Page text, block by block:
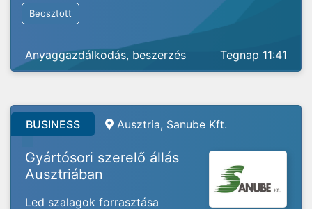
Beosztott
Anyaggazdálkodás, beszerzés Tegnap 11:41
BUSINESS Ausztria, Sanube Kft.
Gyártósori szerelő állás
Ausztriában
Led szalagok forrasztása